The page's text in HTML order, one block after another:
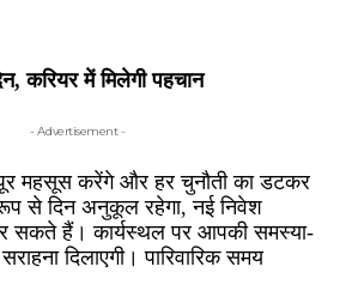
करियर में मिलेगी पहचान
- Advertisement -
महसूस करेंगे और हर चुनौती का डटकर
रूप से दिन अनुकूल रहेगा, नई निवेश
सकते हैं। कार्यस्थल पर आपकी समस्या-
दिलाएगी। पारिवारिक समय